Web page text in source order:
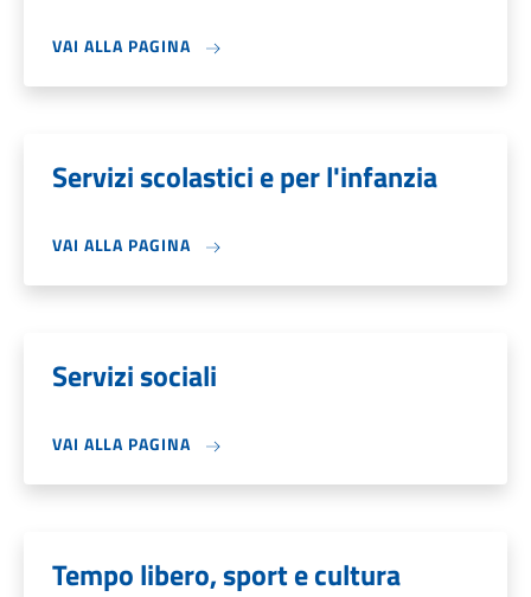
VAI ALLA PAGINA
Servizi scolastici e per l'infanzia
VAI ALLA PAGINA
Servizi sociali
VAI ALLA PAGINA
Tempo libero, sport e cultura